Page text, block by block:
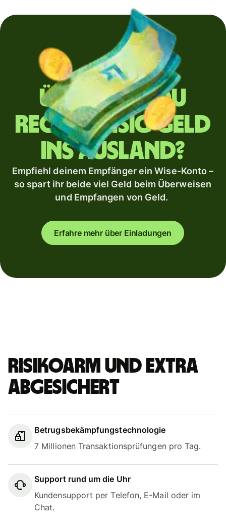
Überweist du
regelmäßig Geld
ins Ausland?
Empfiehl deinem Empfänger ein Wise-Konto –
so spart ihr beide viel Geld beim Überweisen
und Empfangen von Geld.
Erfahre mehr über Einladungen
Risikoarm und extra
abgesichert
Betrugsbekämpfungstechnologie
7 Millionen Transaktionsprüfungen pro Tag.
Support rund um die Uhr
Kundensupport per Telefon, E-Mail oder im
Chat.